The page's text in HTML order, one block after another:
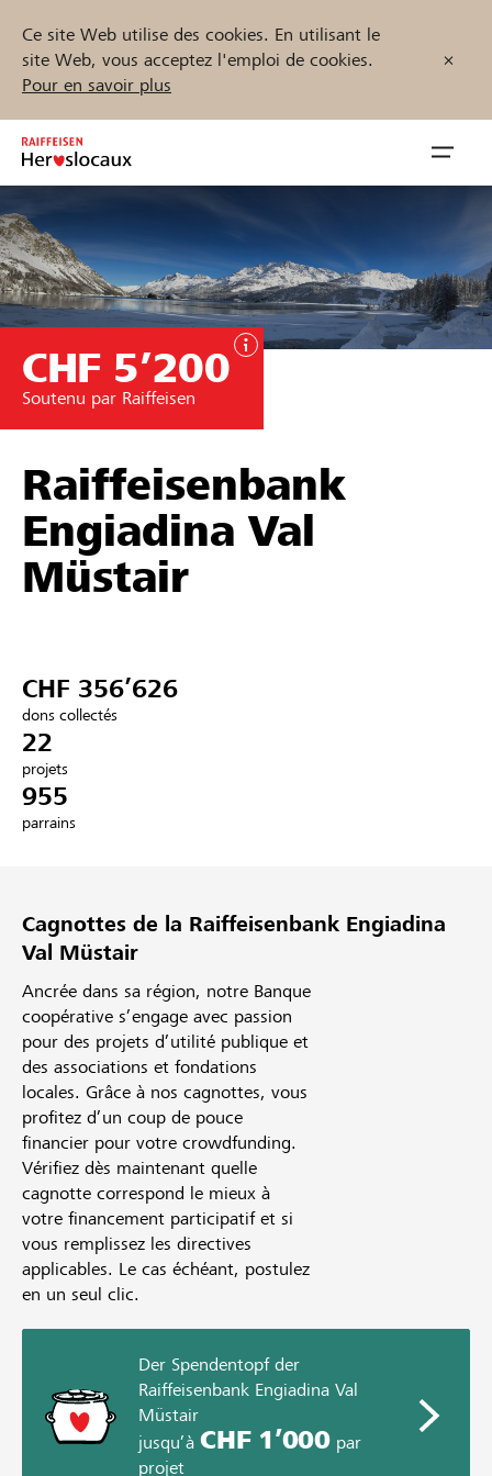
Ce site Web utilise des cookies. En utilisant le
site Web, vous acceptez l'emploi de cookies.
Pour en savoir plus
Inhalt
springen
öffnen
Parrainer
Soutien & assistance
Partenaires / Banques Raiffeisen
S'inscrire
Trouvez des projets et des organisations
Démarrez maintenant
DE
CHF 5’200
Soutenu par Raiffeisen
Raiffeisenbank
Engiadina Val
Müstair
CHF 356’626
dons collectés
22
projets
955
parrains
Cagnottes de la Raiffeisenbank Engiadina
Val Müstair
Ancrée dans sa région, notre Banque
coopérative s’engage avec passion
pour des projets d’utilité publique et
des associations et fondations
locales. Grâce à nos cagnottes, vous
profitez d’un coup de pouce
financier pour votre crowdfunding.
Vérifiez dès maintenant quelle
cagnotte correspond le mieux à
votre financement participatif et si
vous remplissez les directives
applicables. Le cas échéant, postulez
en un seul clic.
Der Spendentopf der
Raiffeisenbank Engiadina Val
Müstair
jusqu’à CHF 1’000par
projet